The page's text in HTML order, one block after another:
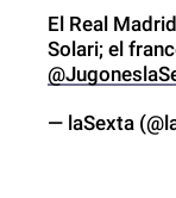
El Real
Solari; el
— laSexta